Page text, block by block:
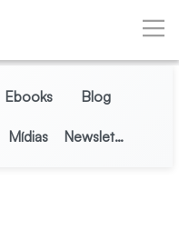
Ebooks Blog
Mídias Newsletter